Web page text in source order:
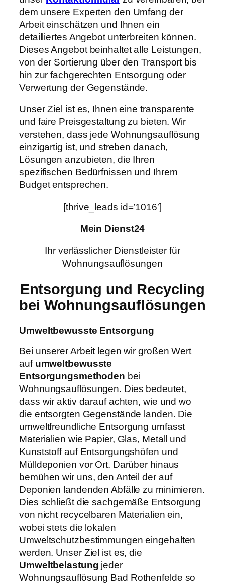
dem unsere Experten den Umfang der
Arbeit einschätzen und Ihnen ein
detailliertes Angebot unterbreiten können.
Dieses Angebot beinhaltet alle Leistungen,
von der Sortierung über den Transport bis
hin zur fachgerechten Entsorgung oder
Verwertung der Gegenstände.
Unser Ziel ist es, Ihnen eine transparente
und faire Preisgestaltung zu bieten. Wir
verstehen, dass jede Wohnungsauflösung
einzigartig ist, und streben danach,
Lösungen anzubieten, die Ihren
spezifischen Bedürfnissen und Ihrem
Budget entsprechen.
[thrive_leads id=’1016′]
Mein Dienst24
Ihr verlässlicher Dienstleister für
Wohnungsauflösungen
Entsorgung und Recycling
bei Wohnungsauflösungen
Umweltbewusste Entsorgung
Bei unserer Arbeit legen wir großen Wert
auf umweltbewusste
Entsorgungsmethoden bei
Wohnungsauflösungen. Dies bedeutet,
dass wir aktiv darauf achten, wie und wo
die entsorgten Gegenstände landen. Die
umweltfreundliche Entsorgung umfasst
Materialien wie Papier, Glas, Metall und
Kunststoff auf Entsorgungshöfen und
Mülldeponien vor Ort. Darüber hinaus
bemühen wir uns, den Anteil der auf
Deponien landenden Abfälle zu minimieren.
Dies schließt die sachgemäße Entsorgung
von nicht recycelbaren Materialien ein,
wobei stets die lokalen
Umweltschutzbestimmungen eingehalten
werden. Unser Ziel ist es, die
Umweltbelastung jeder
Wohnungsauflösung Bad Rothenfelde so